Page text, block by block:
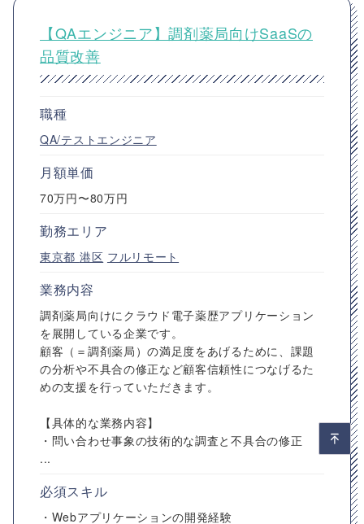
【QAエンジニア】調剤薬局向けSaaSの
品質改善
職種
QA/テストエンジニア
月額単価
70万円〜80万円
勤務エリア
東京都 港区 フルリモート
業務内容
調剤薬局向けにクラウド電子薬歴アプリケーション
を展開している企業です。
顧客（＝調剤薬局）の満足度をあげるために、課題
の分析や不具合の修正など顧客信頼性につなげるた
めの支援を行っていただきます。
【具体的な業務内容】
・問い合わせ事象の技術的な調査と不具合の修正
...
必須スキル
・Webアプリケーションの開発経験